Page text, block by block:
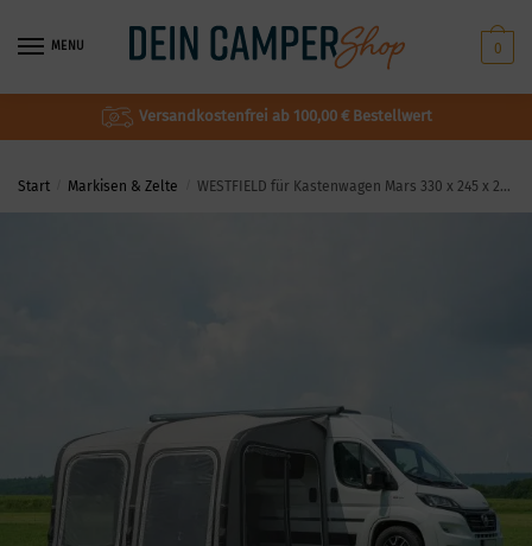
MENU 0
Versandkostenfrei ab 100,00 € Bestellwert
Start Markisen & Zelte WESTFIELD für Kastenwagen Mars 330 x 245 x 250 cm